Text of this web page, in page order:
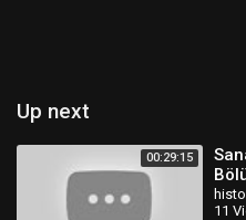
Up next
00:29:15
11